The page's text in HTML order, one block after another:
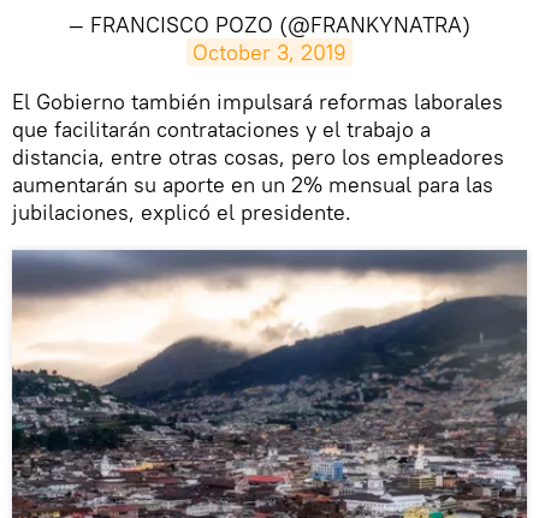
— FRANCISCO POZO (@FRANKYNATRA)
October 3, 2019
​El Gobierno también impulsará reformas laborales
que facilitarán contrataciones y el trabajo a
distancia, entre otras cosas, pero los empleadores
aumentarán su aporte en un 2% mensual para las
jubilaciones, explicó el presidente.